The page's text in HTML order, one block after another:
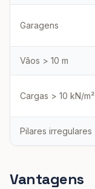
Garagens
Vãos > 10 m
Cargas > 10 kN/m²
Pilares irregulares
Vantagens